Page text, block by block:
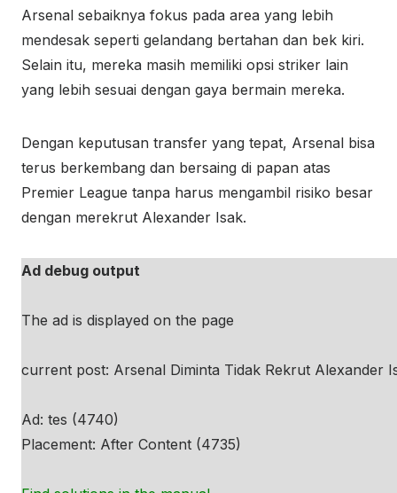
Arsenal sebaiknya fokus pada area yang lebih
mendesak seperti gelandang bertahan dan bek kiri.
Selain itu, mereka masih memiliki opsi striker lain
yang lebih sesuai dengan gaya bermain mereka.
Dengan keputusan transfer yang tepat, Arsenal bisa
terus berkembang dan bersaing di papan atas
Premier League tanpa harus mengambil risiko besar
dengan merekrut Alexander Isak.
Ad debug output
The ad is displayed on the page
current post: Arsenal Diminta Tidak Rekrut Alexander
Ad: tes (4740)
Placement: After Content (4735)